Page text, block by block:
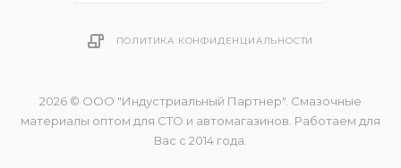
ПОЛИТИКА КОНФИДЕНЦИАЛЬНОСТИ
2026 © ООО "Индустриальный Партнер". Смазочные
материалы оптом для СТО и автомагазинов. Работаем для
Вас с 2014 года.